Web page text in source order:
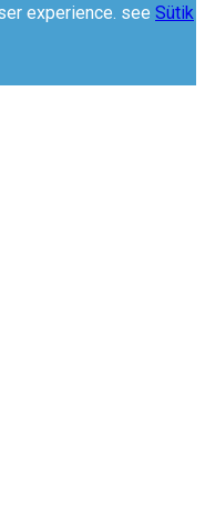
experience. see Sütik